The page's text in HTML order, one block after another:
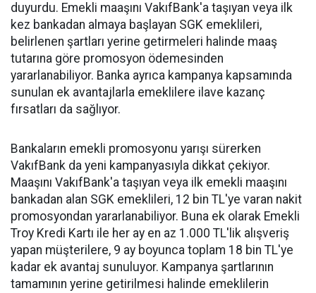
duyurdu. Emekli maaşını VakıfBank'a taşıyan veya ilk
kez bankadan almaya başlayan SGK emeklileri,
belirlenen şartları yerine getirmeleri halinde maaş
tutarına göre promosyon ödemesinden
yararlanabiliyor. Banka ayrıca kampanya kapsamında
sunulan ek avantajlarla emeklilere ilave kazanç
fırsatları da sağlıyor.
Bankaların emekli promosyonu yarışı sürerken
VakıfBank da yeni kampanyasıyla dikkat çekiyor.
Maaşını VakıfBank'a taşıyan veya ilk emekli maaşını
bankadan alan SGK emeklileri, 12 bin TL'ye varan nakit
promosyondan yararlanabiliyor. Buna ek olarak Emekli
Troy Kredi Kartı ile her ay en az 1.000 TL'lik alışveriş
yapan müşterilere, 9 ay boyunca toplam 18 bin TL'ye
kadar ek avantaj sunuluyor. Kampanya şartlarının
tamamının yerine getirilmesi halinde emeklilerin